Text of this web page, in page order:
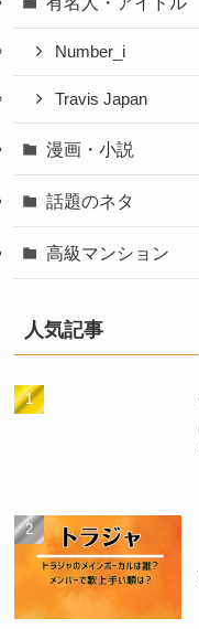
Number_i
Travis Japan
漫画・小説
話題のネタ
高級マンション
人気記事